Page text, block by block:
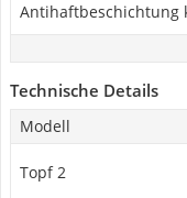
Antihaftbeschichtung
Technische Details
Modell
Topf 2